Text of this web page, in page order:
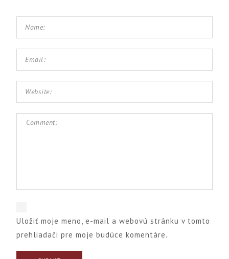
Uložiť moje meno, e-mail a webovú stránku v tomto
prehliadači pre moje budúce komentáre.